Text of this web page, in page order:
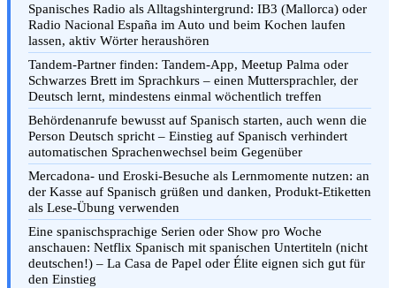
Spanisches Radio als Alltagshintergrund: IB3 (Mallorca) oder
Radio Nacional España im Auto und beim Kochen laufen
lassen, aktiv Wörter heraushören
Tandem-Partner finden: Tandem-App, Meetup Palma oder
Schwarzes Brett im Sprachkurs – einen Muttersprachler, der
Deutsch lernt, mindestens einmal wöchentlich treffen
Behördenanrufe bewusst auf Spanisch starten, auch wenn die
Person Deutsch spricht – Einstieg auf Spanisch verhindert
automatischen Sprachenwechsel beim Gegenüber
Mercadona- und Eroski-Besuche als Lernmomente nutzen: an
der Kasse auf Spanisch grüßen und danken, Produkt-Etiketten
als Lese-Übung verwenden
Eine spanischsprachige Serien oder Show pro Woche
anschauen: Netflix Spanisch mit spanischen Untertiteln (nicht
deutschen!) – La Casa de Papel oder Élite eignen sich gut für
den Einstieg